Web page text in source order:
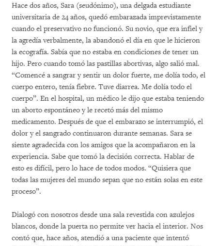
Hace dos años, Sara (seudónimo), una delgada estudiante
universitaria de 24 años, quedó embarazada imprevistamente
cuando el preservativo no funcionó. Su novio, que era infiel y
la agredía verbalmente, la abandonó el día en que le hicieron
la ecografía. Sabía que no estaba en condiciones de tener un
hijo. Pero cuando tomó las pastillas abortivas, algo salió mal.
“Comencé a sangrar y sentir un dolor fuerte, me dolía todo, el
cuerpo entero, tenía fiebre. Tuve diarrea. Me dolía todo el
cuerpo”. En el hospital, un médico le dijo que estaba teniendo
un aborto espontáneo y le recetó más del mismo
medicamento. Después de que el embarazo se interrumpió, el
dolor y el sangrado continuaron durante semanas. Sara se
siente agradecida con los amigos que la acompañaron en la
experiencia. Sabe que tomó la decisión correcta. Hablar de
esto es difícil, pero lo hace de todos modos. “Quisiera que
todas las mujeres del mundo sepan que no están solas en este
proceso”.
Dialogó con nosotros desde una sala revestida con azulejos
blancos, donde la puerta no permite ver hacia el interior. Nos
contó que, hace años, atendió a una paciente que intentó